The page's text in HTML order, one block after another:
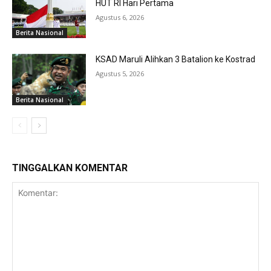
Berita Nasional
HUT RI Hari Pertama
Agustus 6, 2026
Berita Nasional
KSAD Maruli Alihkan 3 Batalion ke Kostrad
Agustus 5, 2026
TINGGALKAN KOMENTAR